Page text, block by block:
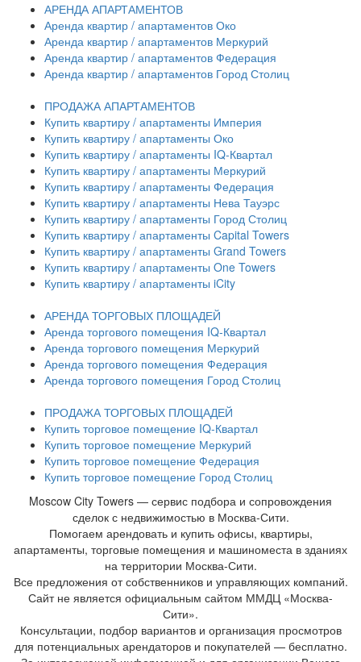
АРЕНДА АПАРТАМЕНТОВ
Аренда квартир / апартаментов Око
Аренда квартир / апартаментов Меркурий
Аренда квартир / апартаментов Федерация
Аренда квартир / апартаментов Город Столиц
ПРОДАЖА АПАРТАМЕНТОВ
Купить квартиру / апартаменты Империя
Купить квартиру / апартаменты Око
Купить квартиру / апартаменты IQ-Квартал
Купить квартиру / апартаменты Меркурий
Купить квартиру / апартаменты Федерация
Купить квартиру / апартаменты Нева Тауэрс
Купить квартиру / апартаменты Город Столиц
Купить квартиру / апартаменты Capital Towers
Купить квартиру / апартаменты Grand Towers
Купить квартиру / апартаменты One Towers
Купить квартиру / апартаменты iCity
АРЕНДА ТОРГОВЫХ ПЛОЩАДЕЙ
Аренда торгового помещения IQ-Квартал
Аренда торгового помещения Меркурий
Аренда торгового помещения Федерация
Аренда торгового помещения Город Столиц
ПРОДАЖА ТОРГОВЫХ ПЛОЩАДЕЙ
Купить торговое помещение IQ-Квартал
Купить торговое помещение Меркурий
Купить торговое помещение Федерация
Купить торговое помещение Город Столиц
Moscow City Towers — сервис подбора и сопровождения
сделок с недвижимостью в Москва-Сити.
Помогаем арендовать и купить офисы, квартиры,
апартаменты, торговые помещения и машиноместа в зданиях
на территории Москва-Сити.
Все предложения от собственников и управляющих компаний.
Сайт не является официальным сайтом ММДЦ «Москва-
Сити».
Консультации, подбор вариантов и организация просмотров
для потенциальных арендаторов и покупателей — бесплатно.